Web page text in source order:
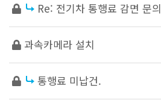
Re: 전기차 통행료 감면 문의
과속카메라 설치
통행료 미납건.